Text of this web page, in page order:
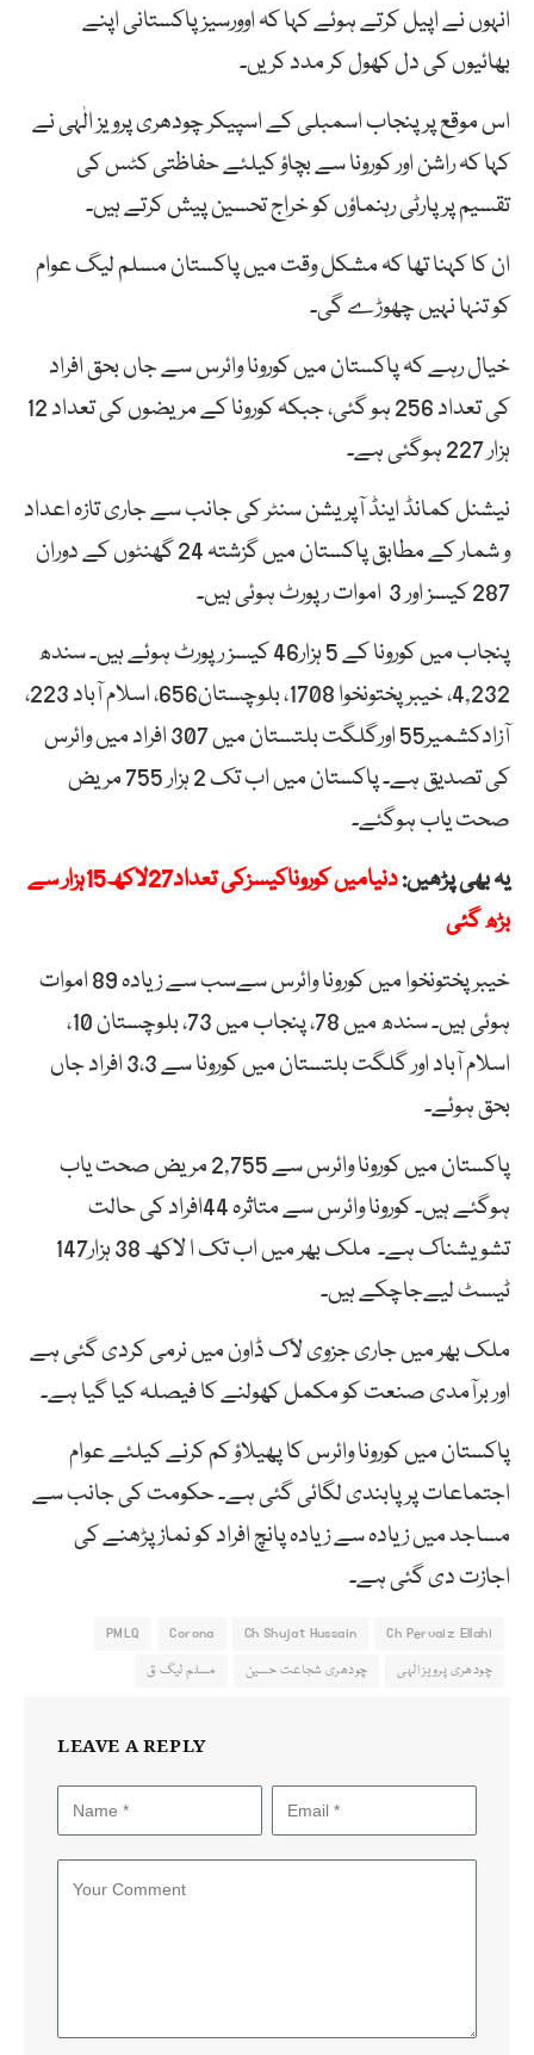
انہوں نے اپیل کرتے ہوئے کہا کہ اوورسیز پاکستانی اپنے
بھائیوں کی دل کھول کر مدد کریں۔
اس موقع پر پنجاب اسمبلی کے اسپیکر چودھری پرویز الٰہی نے
کہا کہ راشن اور کورونا سے بچاؤ کیلئے حفاظتی کٹس کی
تقسیم پر پارٹی رہنماؤں کو خراج تحسین پیش کرتے ہیں۔
ان کا کہنا تھا کہ مشکل وقت میں پاکستان مسلم لیگ عوام
کو تنہا نہیں چھوڑے گی۔
خیال رہے کہ پاکستان میں کورونا وائرس سے جاں بحق افراد
کی تعداد 256 ہو گئی، جبکہ کورونا کے مریضوں کی تعداد 12
ہزار 227 ہوگئی ہے۔
نیشنل کمانڈ اینڈ آپریشن سنٹر کی جانب سے جاری تازہ اعداد
و شمار کے مطابق پاکستان میں گزشتہ 24 گھنٹوں کے دوران
287 کیسز اور 3 اموات رپورٹ ہوئی ہیں۔
پنجاب میں کورونا کے 5 ہزار46 کیسز رپورٹ ہوئے ہیں۔ سندھ
4,232، خیبرپختونخوا 1708، بلوچستان656، اسلام آباد 223،
آزادکشمیر55 اورگلگت بلتستان میں 307 افراد میں وائرس
کی تصدیق ہے۔ پاکستان میں اب تک 2 ہزار 755 مریض
صحت یاب ہوگئے۔
یہ بھی پڑھیں:
دنیامیں کوروناکیسزکی تعداد27لاکھ15ہزار سے
بڑھ گئی
خیبرپختونخوا میں کورونا وائرس سےسب سے زیادہ 89 اموات
ہوئی ہیں۔ سندھ میں 78، پنجاب میں 73، بلوچستان 10،
اسلام آباد اور گلگت بلتستان میں کورونا سے 3،3 افراد جاں
بحق ہوئے۔
پاکستان میں کورونا وائرس سے 2,755 مریض صحت یاب
ہوگئے ہیں۔ کورونا وائرس سے متاثرہ 44افراد کی حالت
تشویشناک ہے۔ ملک بھر میں اب تک ا لاکھ 38 ہزار147
ٹیسٹ لیےجاچکے ہیں۔
ملک بھر میں جاری جزوی لاک ڈاون میں نرمی کردی گئی ہے
اور برآمدی صنعت کو مکمل کھولنے کا فیصلہ کیا گیا ہے۔
پاکستان میں کورونا وائرس کا پھیلاؤ کم کرنے کیلئے عوام
اجتماعات پر پابندی لگائی گئی ہے۔ حکومت کی جانب سے
مساجد میں زیادہ سے زیادہ پانچ افراد کو نماز پڑھنے کی
اجازت دی گئی ہے۔
Ch Pervaiz Ellahi
Ch Shujat Hussain
Corona
PMLQ
چودھری پرویز الٰہی
چودھری شجاعت حسین مسلم لیگ ق
LEAVE A REPLY